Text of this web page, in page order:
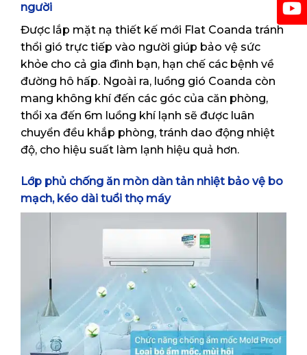
người
Được lắp mặt nạ thiết kế mới Flat Coanda tránh
thổi gió trực tiếp vào người giúp bảo vệ sức
khỏe cho cả gia đình bạn, hạn chế các bệnh về
đường hô hấp. Ngoài ra, luồng gió Coanda còn
mang không khí đến các góc của căn phòng,
thổi xa đến 6m luồng khí lạnh sẽ được luân
chuyển đều khắp phòng, tránh dao động nhiệt
độ, cho hiệu suất làm lạnh hiệu quả hơn.
Lớp phủ chống ăn mòn dàn tản nhiệt bảo vệ bo
mạch, kéo dài tuổi thọ máy